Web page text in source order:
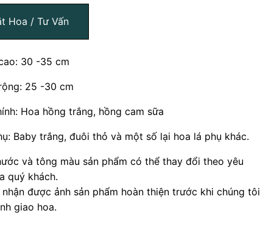
Hoa / Tư Vấn
30 -35 cm
25 -30 cm
Hoa hồng trắng, hồng cam sữa
Baby trắng, đuôi thỏ và một số lại hoa lá phụ khác.
và tông màu sản phẩm có thể thay đổi theo yêu
quý khách.
nhận được ảnh sản phẩm hoàn thiện trước khi chúng tôi
giao hoa.